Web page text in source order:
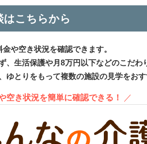
はこちらから
や空き状況を確認できます。
生活保護や月8万円以下などのこだわ
とりをもって複数の施設の見学をおす
空き状況を簡単に確認できる！ ／